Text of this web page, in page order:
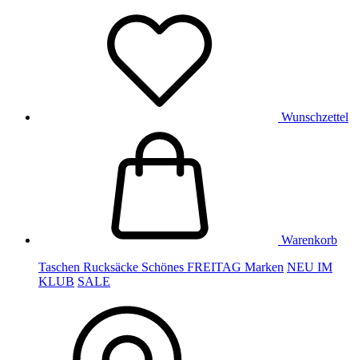
Wunschzettel
Warenkorb
Taschen Rucksäcke Schönes FREITAG Marken NEU IM
KLUB SALE